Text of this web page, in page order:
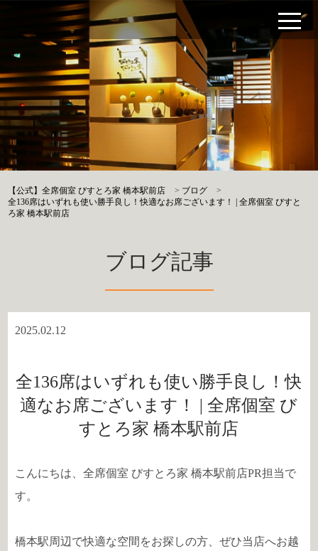
【公式】全席個室 びすとろ家 橋本駅前店 > ブログ
>
全136席はいずれも使い勝手良し！快適なお席ございます！ | 全席個室 びすと
ろ家 橋本駅前店
ブログ記事
2025.02.12
全136席はいずれも使い勝手良し！快
適なお席ございます！ | 全席個室 び
すとろ家 橋本駅前店
こんにちは、全席個室 びすとろ家 橋本駅前店PR担当で
す。
橋本駅周辺で快適な空間をお探しの方、ぜひ当店へお越